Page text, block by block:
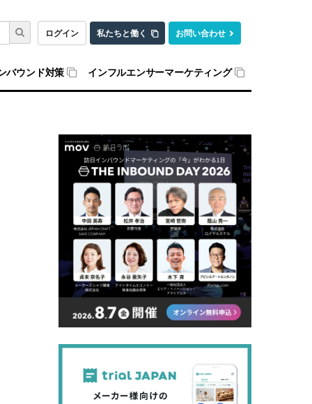
ログイン 私たちと働く お問い合わせ
バウンド対策 インフルエンサーマーケティング